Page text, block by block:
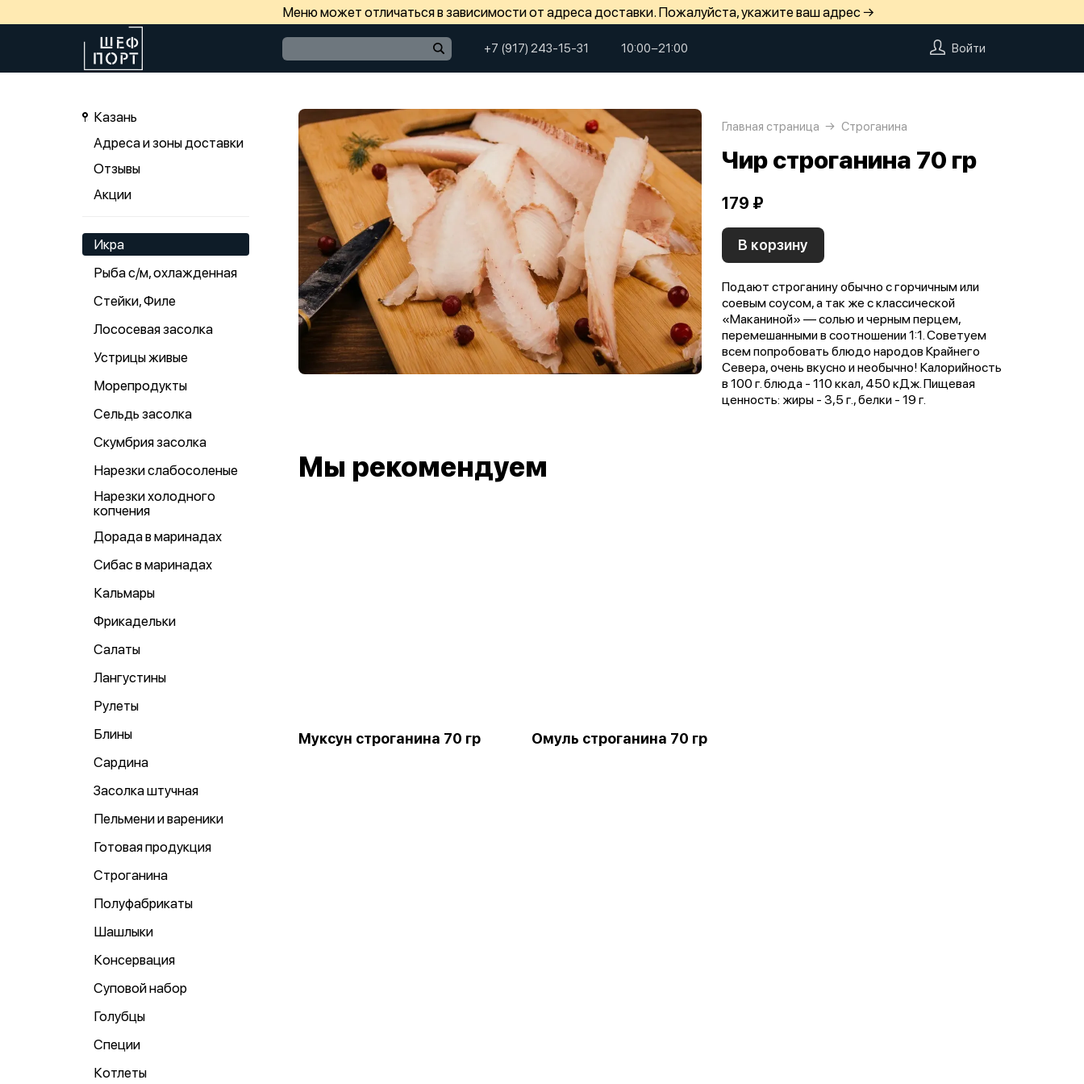
Меню может отличаться в зависимости от адреса доставки. Пожалуйста, укажите ваш адрес →
+7 (917) 243-15-31 10:00−21:00 Войти
Казань
Адреса и зоны доставки
Отзывы
Акции
Икра
Рыба с/м, охлажденная
Стейки, Филе
Лососевая засолка
Устрицы живые
Морепродукты
Сельдь засолка
Скумбрия засолка
Нарезки слабосоленые
Нарезки холодного
копчения
Дорада в маринадах
Сибас в маринадах
Кальмары
Фрикадельки
Салаты
Лангустины
Рулеты
Блины
Сардина
Засолка штучная
Пельмени и вареники
Готовая продукция
Строганина
Полуфабрикаты
Шашлыки
Консервация
Суповой набор
Голубцы
Специи
Котлеты
Главная страница Строганина
Чир строганина 70 гр
179 ₽
В корзину
Подают строганину обычно с горчичным или
соевым соусом, а так же с классической
«Маканиной» — солью и черным перцем,
перемешанными в соотношении 1:1. Советуем
всем попробовать блюдо народов Крайнего
Севера, очень вкусно и необычно! Калорийность
в 100 г. блюда - 110 ккал, 450 кДж. Пищевая
ценность: жиры - 3,5 г., белки - 19 г.
Мы рекомендуем
Муксун строганина 70 гр Омуль строганина 70 гр